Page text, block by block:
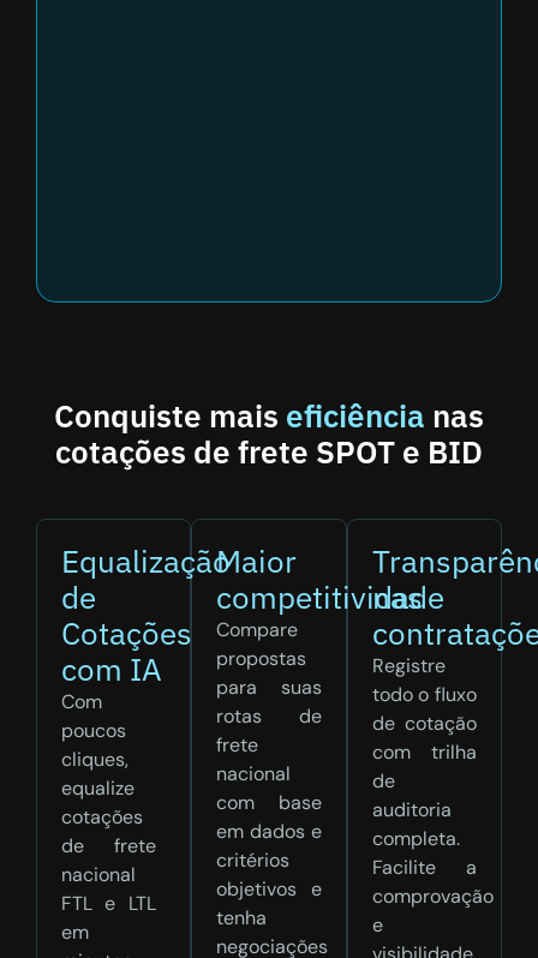
Conquiste mais eficiência nas
cotações de frete SPOT e BID
Equalização
de
Cotações
com IA
Com
poucos
cliques,
equalize
cotações
de frete
nacional
FTL e LTL
em
Maior
competitividade
Compare
propostas
para suas
rotas de
frete
nacional
com base
em dados e
critérios
objetivos e
tenha
negociações
nas
Registre
todo o fluxo
de cotação
com trilha
de
auditoria
completa.
Facilite a
comprovação
e